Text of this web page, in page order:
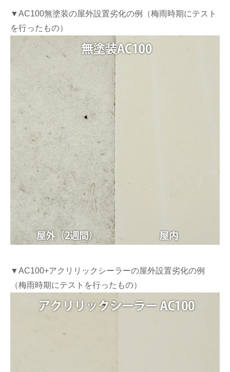
▼AC100無塗装の屋外設置劣化の例（梅雨時期にテスト
を行ったもの）
▼AC100+アクリリックシーラーの屋外設置劣化の例
（梅雨時期にテストを行ったもの）